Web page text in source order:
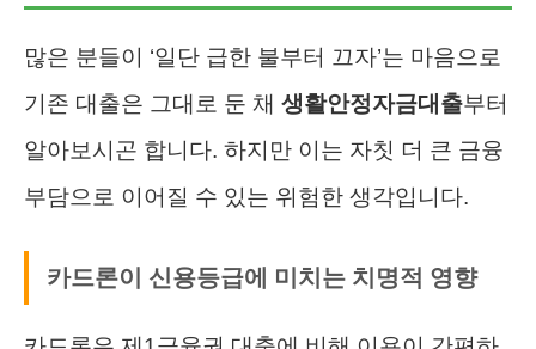
많은 분들이 ‘일단 급한 불부터 끄자’는 마음으로
기존 대출은 그대로 둔 채 생활안정자금대출부터
알아보시곤 합니다. 하지만 이는 자칫 더 큰 금융
부담으로 이어질 수 있는 위험한 생각입니다.
카드론이 신용등급에 미치는 치명적 영향